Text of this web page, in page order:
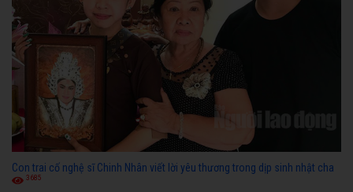
Con trai cố nghệ sĩ Chinh Nhân viết lời yêu thương trong dịp sinh nhật cha
3685